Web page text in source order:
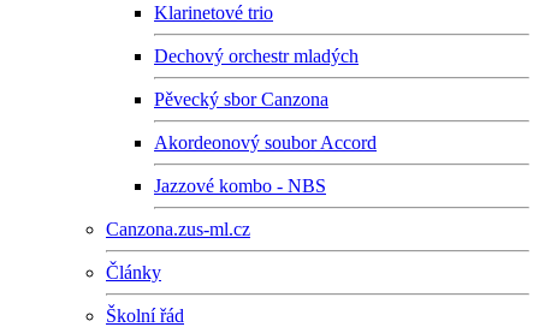
Klarinetové trio
Dechový orchestr mladých
Pěvecký sbor Canzona
Akordeonový soubor Accord
Jazzové kombo - NBS
Canzona.zus-ml.cz
Články
Školní řád